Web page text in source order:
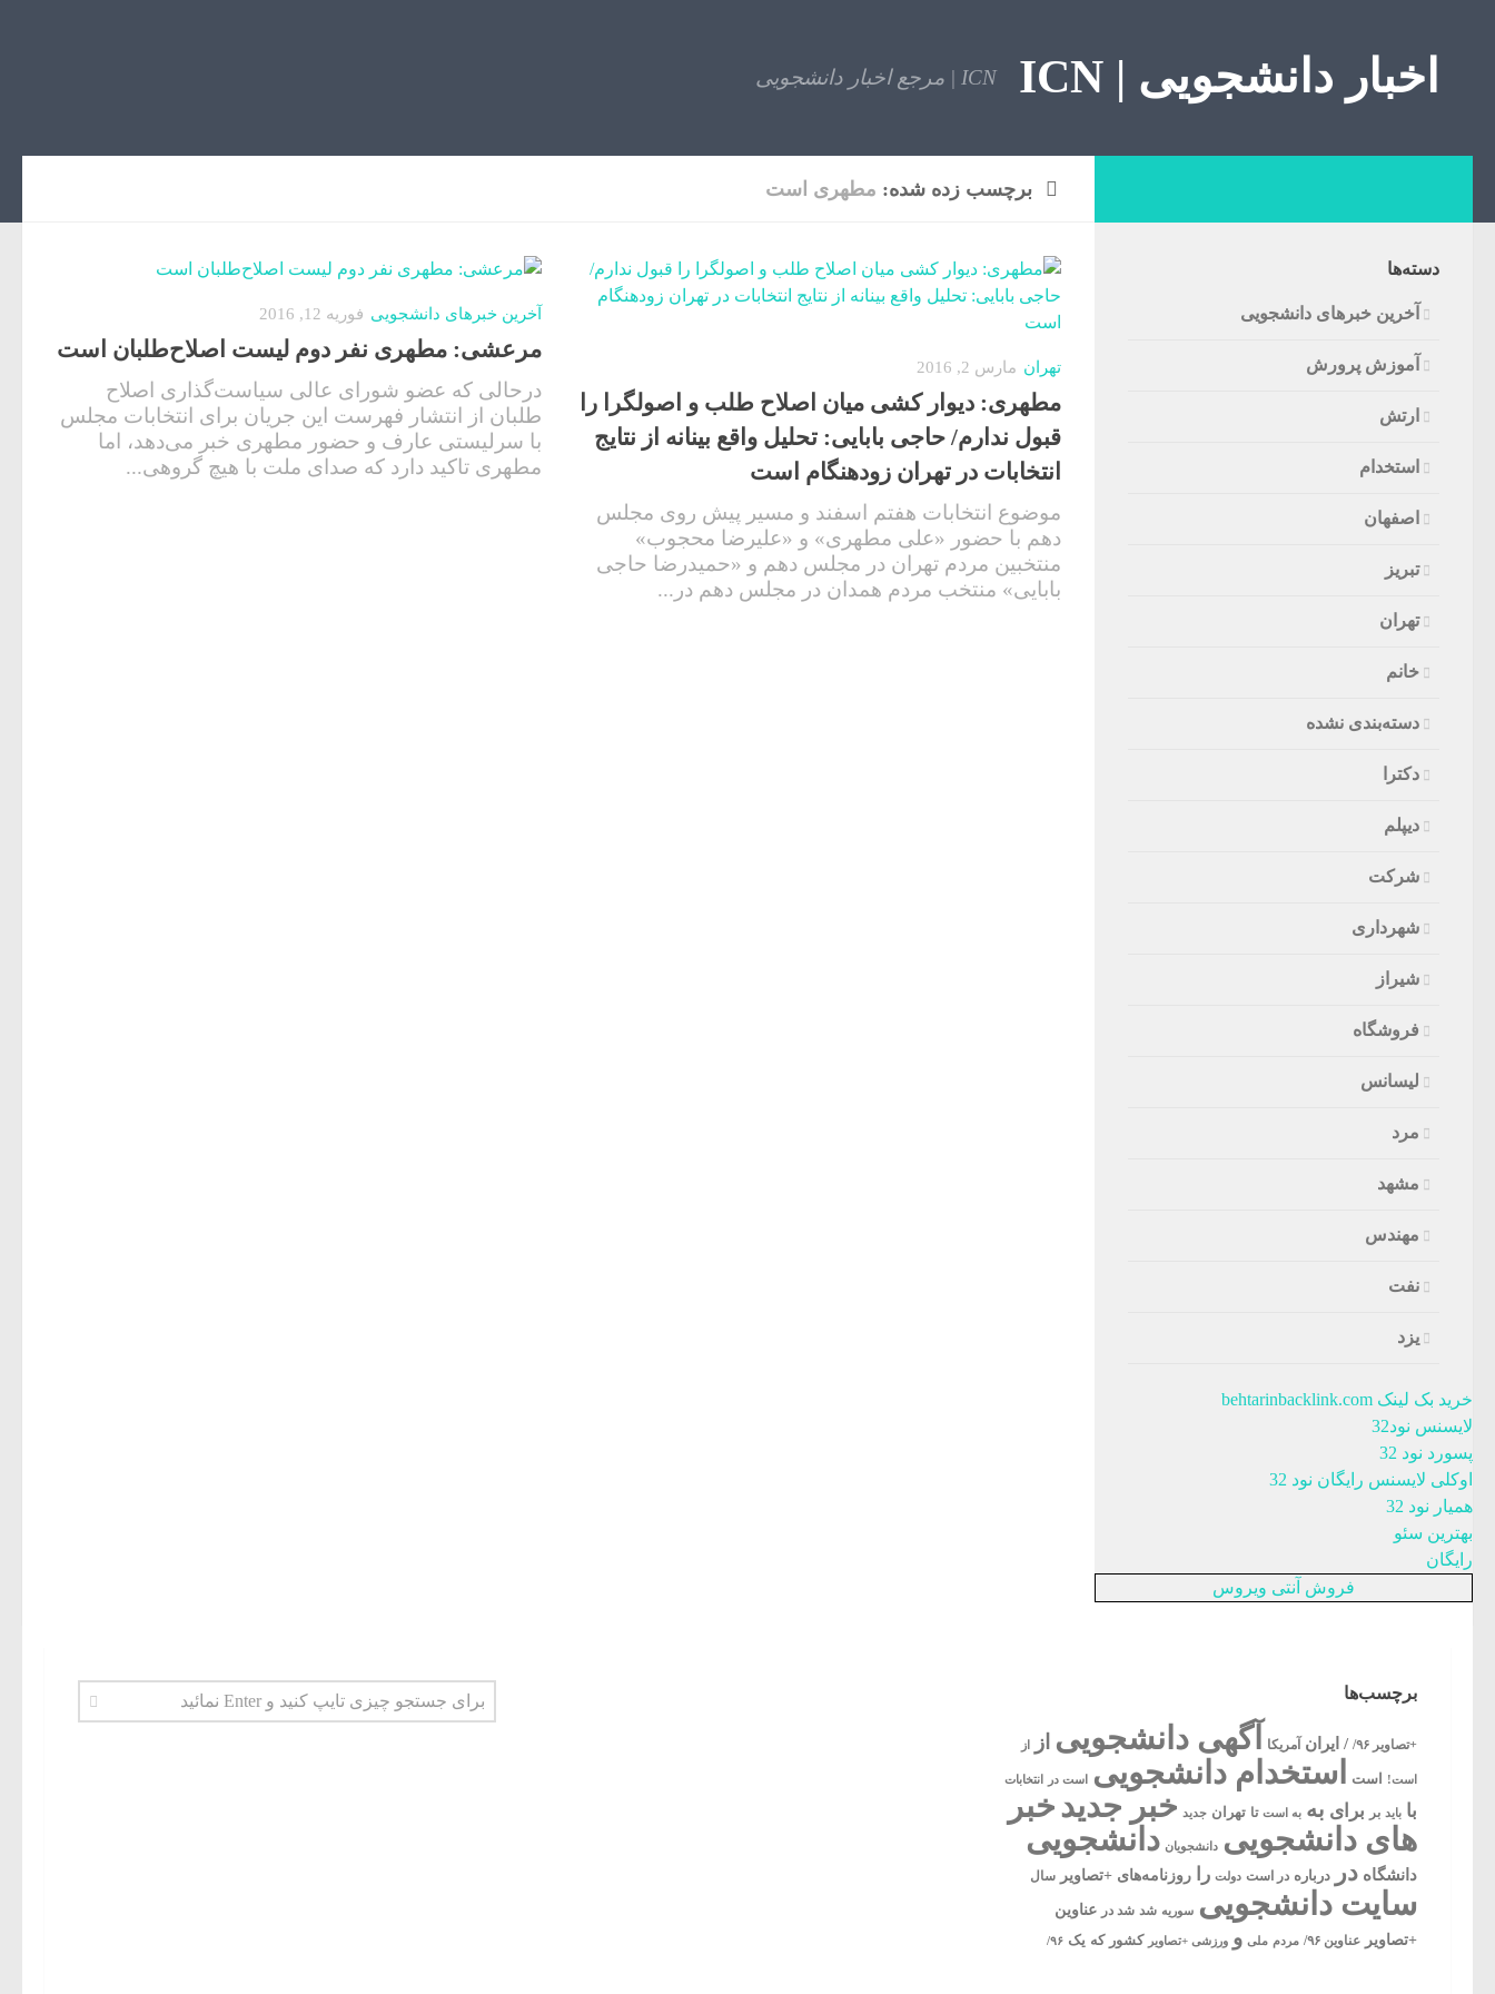
اخبار دانشجویی | ICN ICN | مرجع اخبار دانشجویی
برچسب زده شده: مطهری است
تهران مارس 2, 2016
مطهری: دیوار کشی میان اصلاح طلب و اصولگرا را
قبول ندارم/ حاجی بابایی: تحلیل واقع بینانه از نتایج
انتخابات در تهران زودهنگام است
موضوع انتخابات هفتم اسفند و مسیر پیش روی مجلس
دهم با حضور «علی مطهری» و «علیرضا محجوب»
منتخبین مردم تهران در مجلس دهم و «حمیدرضا حاجی
بابایی» منتخب مردم همدان در مجلس دهم در...
آخرین خبرهای دانشجویی فوریه 12, 2016
مرعشی: مطهری نفر دوم لیست اصلاح‌طلبان است
درحالی که عضو شورای عالی سیاست‌گذاری اصلاح
طلبان از انتشار فهرست این جریان برای انتخابات مجلس
با سرلیستی عارف و حضور مطهری خبر می‌دهد، اما
مطهری تاکید دارد که صدای ملت با هیچ گروهی...
دسته‌ها
آخرین خبرهای دانشجویی
آموزش پرورش
ارتش
استخدام
اصفهان
تبریز
تهران
خانم
دسته‌بندی نشده
دکترا
دیپلم
شرکت
شهرداری
شیراز
فروشگاه
لیسانس
مرد
مشهد
مهندس
نفت
یزد
خرید بک لینک behtarinbacklink.com
لایسنس نود32
پسورد نود 32
اوکلی لایسنس رایگان نود 32
همیار نود 32
بهترین سئو
رایگان
فروش آنتی ویروس
برچسب‌ها
+تصاویر ۹۶/ / ایران آمریکا آگهی دانشجویی از از
است! است استخدام دانشجویی است در انتخابات
با باید بر برای به به است تا تهران جدید خبر جدیدخبر
های دانشجویی دانشجویان دانشجویی
دانشگاه در درباره در ﺍﺳﺖ دولت را روزنامه‌های +تصاویر سال
سایت دانشجویی سوریه شد شد در عناوین
+تصاویر
عناوین ۹۶/ مردم ملی و ورزشی +تصاویر کشور که یک ۹۶/